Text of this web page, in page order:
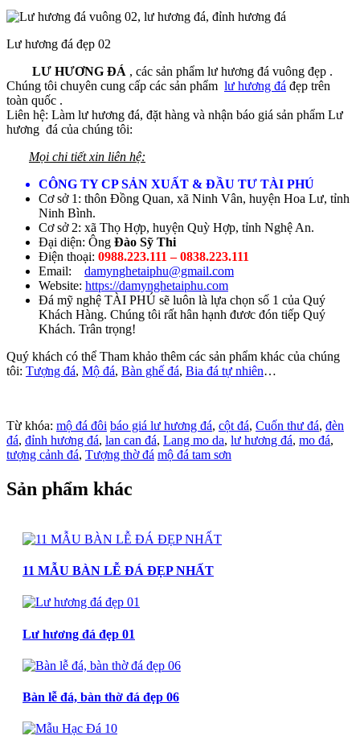
Lư hương đá đẹp 02
LƯ HƯƠNG ĐÁ , các sản phẩm lư hương đá vuông đẹp .
Chúng tôi chuyên cung cấp các sản phẩm lư hương đá đẹp trên
toàn quốc .
Liên hệ: Làm lư hương đá, đặt hàng và nhận báo giá sản phẩm Lư
hương đá của chúng tôi:
Mọi chi tiết xin liên hệ:
CÔNG TY CP SẢN XUẤT & ĐẦU TƯ TÀI PHÚ
Cơ sở 1: thôn Đồng Quan, xã Ninh Vân, huyện Hoa Lư, tỉnh
Ninh Bình.
Cơ sở 2: xã Thọ Hợp, huyện Quỳ Hợp, tỉnh Nghệ An.
Đại diện: Ông Đào Sỹ Thi
Điện thoại: 0988.223.111 – 0838.223.111
Email: damynghetaiphu@gmail.com
Website: https://damynghetaiphu.com
Đá mỹ nghệ TÀI PHÚ sẽ luôn là lựa chọn số 1 của Quý
Khách Hàng. Chúng tôi rất hân hạnh đươc đón tiếp Quý
Khách. Trân trọng!
Quý khách có thể Tham khảo thêm các sản phẩm khác của chúng
tôi: Tượng đá, Mộ đá, Bàn ghế đá, Bia đá tự nhiên…
Từ khóa: mộ đá đôi báo giá lư hương đá, cột đá, Cuốn thư đá, đèn
đá, đỉnh hương đá, lan can đá, Lang mo da, lư hương đá, mo đá,
tượng cảnh đá, Tượng thờ đá mộ đá tam sơn
Sản phẩm khác
11 MẪU BÀN LỄ ĐÁ ĐẸP NHẤT
Lư hương đá đẹp 01
Bàn lễ đá, bàn thờ đá đẹp 06